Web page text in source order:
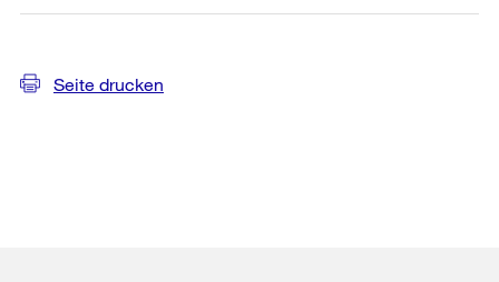
Seite drucken